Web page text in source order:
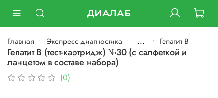
ДИАЛАБ
Главная Экспресс-диагностика ... Гепатит B
Гепатит В (тест-картридж) №30 (с салфеткой и
ланцетом в составе набора)
(0)